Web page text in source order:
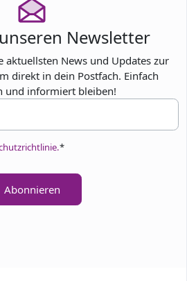
Newsletter
aktuellsten News und Updates zur
direkt in dein Postfach. Einfach
und informiert bleiben!
*
Abonnieren